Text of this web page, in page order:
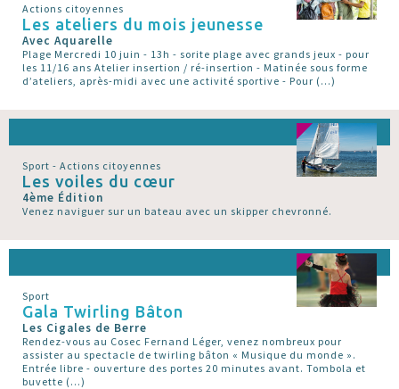
Actions citoyennes
Les ateliers du mois jeunesse
Avec Aquarelle
Plage Mercredi 10 juin - 13h - sorite plage avec grands jeux - pour
les 11/16 ans Atelier insertion / ré-insertion - Matinée sous forme
d’ateliers, après-midi avec une activité sportive - Pour (…)
Sport - Actions citoyennes
Les voiles du cœur
4ème Édition
Venez naviguer sur un bateau avec un skipper chevronné.
Sport
Gala Twirling Bâton
Les Cigales de Berre
Rendez-vous au Cosec Fernand Léger, venez nombreux pour
assister au spectacle de twirling bâton « Musique du monde ».
Entrée libre - ouverture des portes 20 minutes avant. Tombola et
buvette (…)